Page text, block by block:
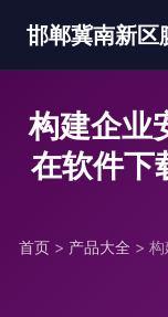
构建企业
在软件下
首页 > 产品大全 > 构